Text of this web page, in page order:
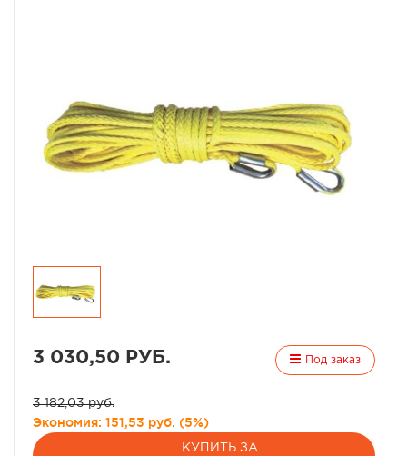
3 030,50 РУБ. Под заказ
3 182,03 руб.
Экономия: 151,53 руб. (5%)
КУПИТЬ ЗА